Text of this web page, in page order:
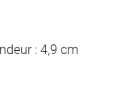
: 4,9 cm